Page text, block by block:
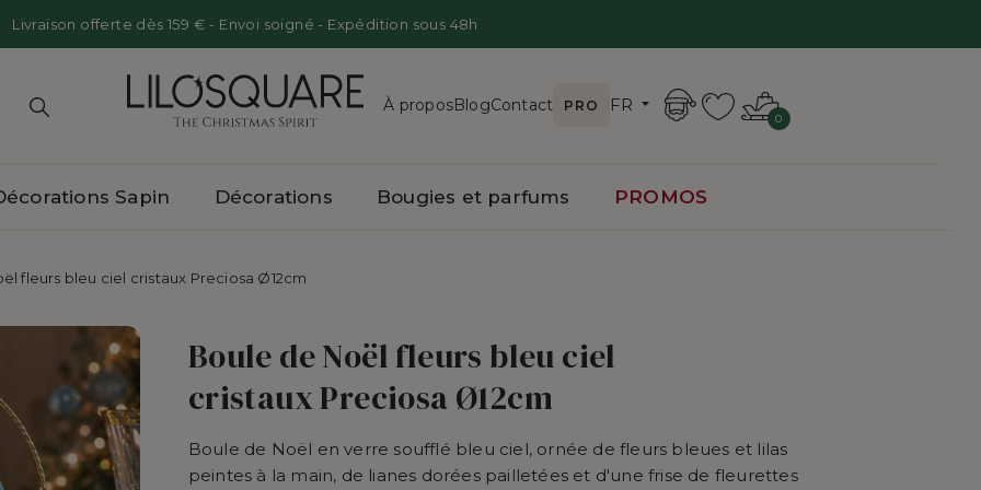
Livraison offerte dès 159 € - Envoi soigné - Expédition sous 48h
À propos
Presse
BlogContact PRO FR
0
de Noël Incassables Supports pour boules de Noël
Sapin
Animaux Sauvages
Oursons
Autres suspensions de Noël
Coeurs
Rubans et Noeuds
Fleurs et Branches décoratives
Décorations
et chandeliers
Automne
Pâques
Bougies et parfums
chandeliers
PROMOS
fleurs bleu ciel cristaux Preciosa Ø12cm
Boule de Noël fleurs bleu ciel
cristaux Preciosa Ø12cm
Boule de Noël en verre soufflé bleu ciel, ornée de fleurs bleues et lilas
peintes à la main, de lianes dorées pailletées et d'une frise de fleurettes